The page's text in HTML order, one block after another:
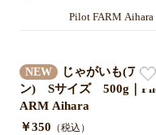
Pilot FARM Aihara
NEW
じゃがいも(アル
ン) Sサイズ 500g｜
ARM Aihara
￥350 （税込）